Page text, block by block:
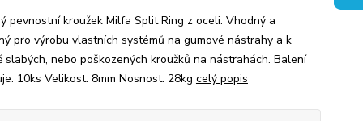
pevnostní kroužek Milfa Split Ring z oceli. Vhodný a
pro výrobu vlastních systémů na gumové nástrahy a k
slabých, nebo poškozených kroužků na nástrahách. Balení
10ks Velikost: 8mm Nosnost: 28kg celý popis